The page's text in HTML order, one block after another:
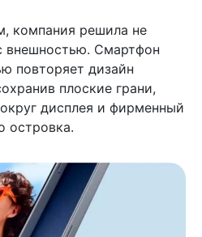
компания решила не
внешностью. Смартфон
повторяет дизайн
плоские грани,
дисплея и фирменный
островка.